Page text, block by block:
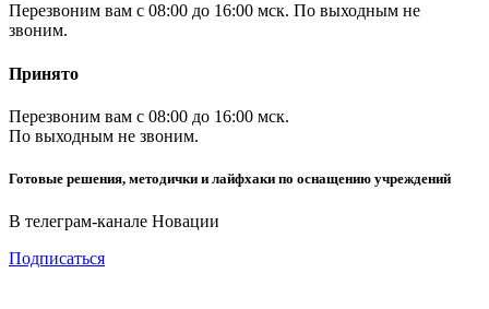
Перезвоним вам с 08:00 до 16:00 мск. По выходным не
звоним.
Принято
Перезвоним вам с 08:00 до 16:00 мск.
По выходным не звоним.
Готовые решения, методички и лайфхаки по оснащению учреждений
В телеграм-канале Новации
Подписаться